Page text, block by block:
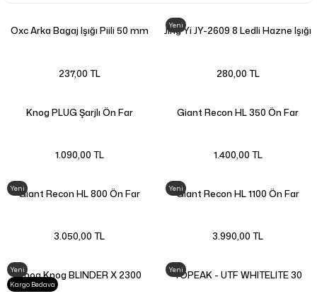
Oxc Arka Bagaj Işığı Piili 50 mm
237,00 TL
Yeni
Jing Yi JY-2609 8 Ledli Hazne Işığı
280,00 TL
Knog PLUG Şarjlı Ön Far
1.090,00 TL
Giant Recon HL 350 Ön Far
1.400,00 TL
YeniGiant Recon HL 800 Ön Far
3.050,00 TL
YeniGiant Recon HL 1100 Ön Far
3.990,00 TL
Yeni
Kargo Bedava
Knog Knog BLINDER X 2300 Yeni
TOPEAK - UTF WHITELITE 30